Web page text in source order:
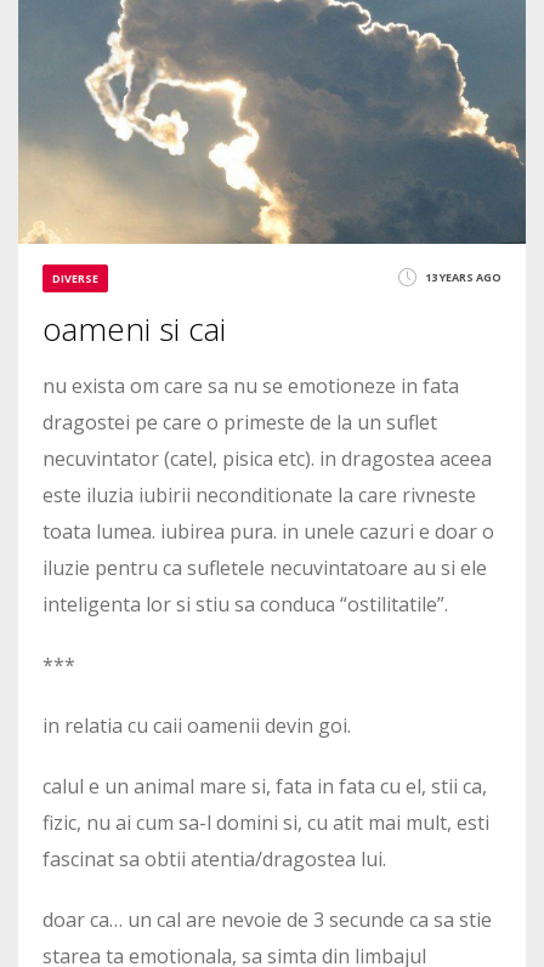
DIVERSE 13 YEARS AGO
oameni si cai
nu exista om care sa nu se emotioneze in fata
dragostei pe care o primeste de la un suflet
necuvintator (catel, pisica etc). in dragostea aceea
este iluzia iubirii neconditionate la care rivneste
toata lumea. iubirea pura. in unele cazuri e doar o
iluzie pentru ca sufletele necuvintatoare au si ele
inteligenta lor si stiu sa conduca “ostilitatile”.
***
in relatia cu caii oamenii devin goi.
calul e un animal mare si, fata in fata cu el, stii ca,
fizic, nu ai cum sa-l domini si, cu atit mai mult, esti
fascinat sa obtii atentia/dragostea lui.
doar ca… un cal are nevoie de 3 secunde ca sa stie
starea ta emotionala, sa simta din limbajul